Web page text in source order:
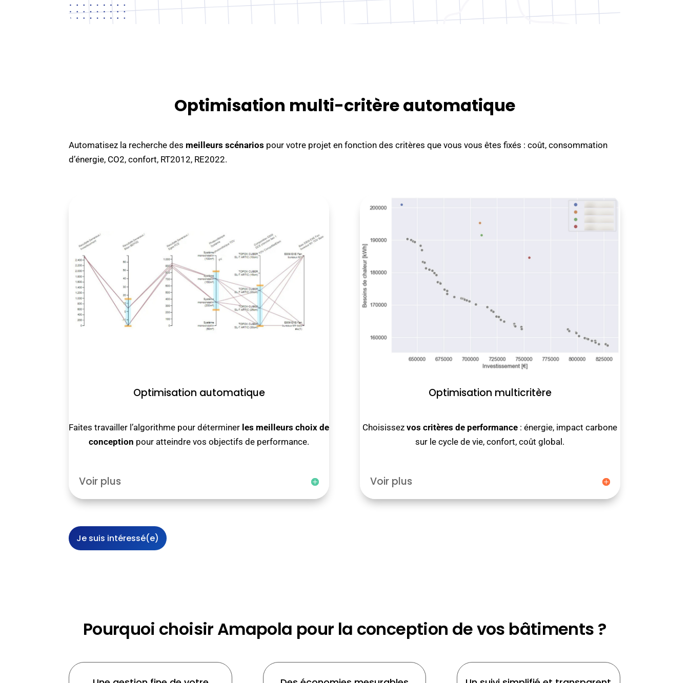
Optimisation multi-critère automatique
Automatisez la recherche des meilleurs scénarios pour votre projet en fonction des critères que vous vous êtes fixés : coût, consommation
d’énergie, CO2, confort, RT2012, RE2022.
Optimisation automatique
Faites travailler l’algorithme pour déterminer les meilleurs choix de
conception pour atteindre vos objectifs de performance.
Voir plus
Optimisation multicritère
Choisissezvos critères de performance : énergie, impact carbone
sur le cycle de vie, confort, coût global.
Voir plus
Je suis intéressé(e)
Pourquoi choisir Amapola pour la conception de vos bâtiments ?